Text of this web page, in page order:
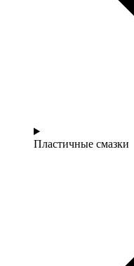
Пластичные смазки